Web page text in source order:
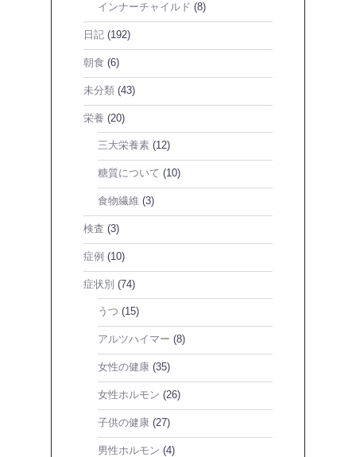
インナーチャイルド (8)
日記 (192)
朝食 (6)
未分類 (43)
栄養 (20)
三大栄養素 (12)
糖質について (10)
食物繊維 (3)
検査 (3)
症例 (10)
症状別 (74)
うつ (15)
アルツハイマー (8)
女性の健康 (35)
女性ホルモン (26)
子供の健康 (27)
男性ホルモン (4)